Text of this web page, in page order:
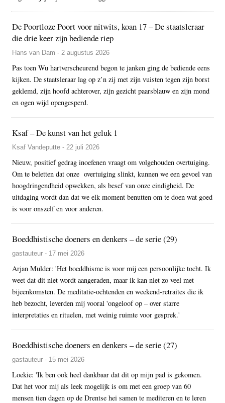
De Poortloze Poort voor nitwits, koan 17 – De staatsleraar
die drie keer zijn bediende riep
Hans van Dam - 2 augustus 2026
Pas toen Wu hartverscheurend begon te janken ging de bediende eens
kijken. De staatsleraar lag op z’n zij met zijn vuisten tegen zijn borst
geklemd, zijn hoofd achterover, zijn gezicht paarsblauw en zijn mond
en ogen wijd opengesperd.
Ksaf – De kunst van het geluk 1
Ksaf Vandeputte - 22 juli 2026
Nieuw, positief gedrag inoefenen vraagt om volgehouden overtuiging.
Om te beletten dat onze overtuiging slinkt, kunnen we een gevoel van
hoogdringendheid opwekken, als besef van onze eindigheid. De
uitdaging wordt dan dat we elk moment benutten om te doen wat goed
is voor onszelf en voor anderen.
Boeddhistische doeners en denkers – de serie (29)
gastauteur - 17 mei 2026
Arjan Mulder: 'Het boeddhisme is voor mij een persoonlijke tocht. Ik
weet dat dit niet wordt aangeraden, maar ik kan niet zo veel met
bijeenkomsten. De meditatie-ochtenden en weekend-retraites die ik
heb bezocht, leverden mij vooral 'ongeloof op – over starre
interpretaties en rituelen, met weinig ruimte voor gesprek.'
Boeddhistische doeners en denkers – de serie (27)
gastauteur - 15 mei 2026
Loekie: 'Ik ben ook heel dankbaar dat dit op mijn pad is gekomen.
Dat het voor mij als leek mogelijk is om met een groep van 60
mensen tien dagen op de Drentse hei samen te mediteren en te leren